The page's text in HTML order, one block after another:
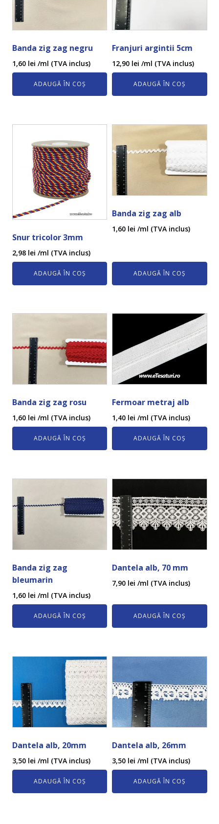
Banda zig zag negru
1,60 lei /ml (TVA inclus)
ADAUGĂ ÎN COȘ
Franjuri argintii 5cm
12,90 lei /ml (TVA inclus)
ADAUGĂ ÎN COȘ
Snur tricolor 3mm
2,98 lei /ml (TVA inclus)
ADAUGĂ ÎN COȘ
Banda zig zag alb
1,60 lei /ml (TVA inclus)
ADAUGĂ ÎN COȘ
Banda zig zag rosu
1,60 lei /ml (TVA inclus)
ADAUGĂ ÎN COȘ
Fermoar metraj alb
1,40 lei /ml (TVA inclus)
ADAUGĂ ÎN COȘ
Banda zig zag
bleumarin
1,60 lei /ml (TVA inclus)
ADAUGĂ ÎN COȘ
Dantela alb, 70 mm
7,90 lei /ml (TVA inclus)
ADAUGĂ ÎN COȘ
Dantela alb, 20mm
3,50 lei /ml (TVA inclus)
ADAUGĂ ÎN COȘ
Dantela alb, 26mm
3,50 lei /ml (TVA inclus)
ADAUGĂ ÎN COȘ